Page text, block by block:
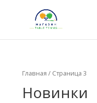
Главная / Страница 3
Новинки